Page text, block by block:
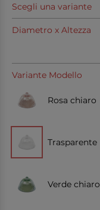
Scegli una variante
Diametro x Altezza
Variante Modello
Rosa chiaro
Trasparente
Verde chiaro